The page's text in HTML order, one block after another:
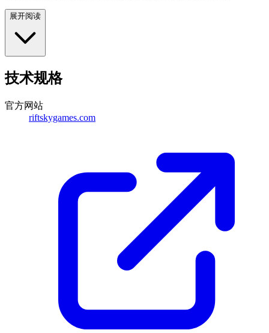
展开阅读
技术规格
官方网站
riftskygames.com